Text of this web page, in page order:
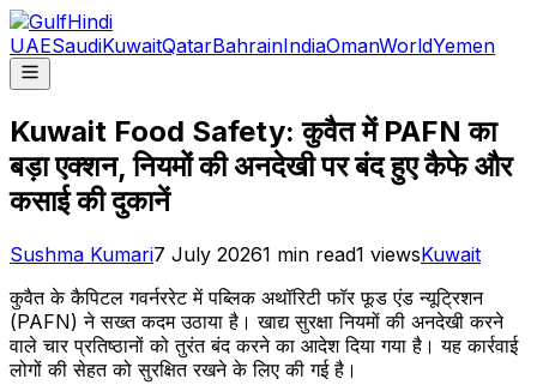
UAESaudiKuwaitQatarBahrainIndiaOmanWorldYemen
Kuwait Food Safety: कुवैत में PAFN का
बड़ा एक्शन, नियमों की अनदेखी पर बंद हुए कैफे और
कसाई की दुकानें
Sushma Kumari7 July 20261 min read1 viewsKuwait
कुवैत के कैपिटल गवर्नररेट में पब्लिक अथॉरिटी फॉर फूड एंड न्यूट्रिशन
(PAFN) ने सख्त कदम उठाया है। खाद्य सुरक्षा नियमों की अनदेखी करने
वाले चार प्रतिष्ठानों को तुरंत बंद करने का आदेश दिया गया है। यह कार्रवाई
लोगों की सेहत को सुरक्षित रखने के लिए की गई है।